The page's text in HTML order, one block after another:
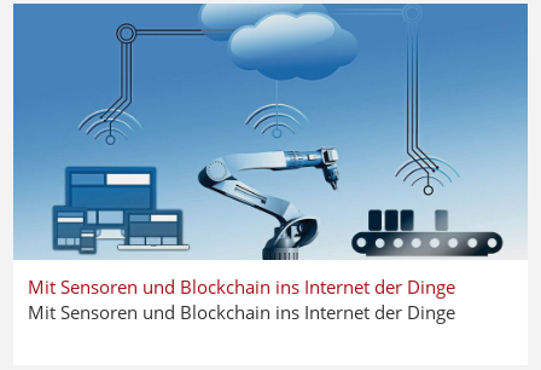
Mit Sensoren und Blockchain ins Internet der Dinge
Mit Sensoren und Blockchain ins Internet der Dinge